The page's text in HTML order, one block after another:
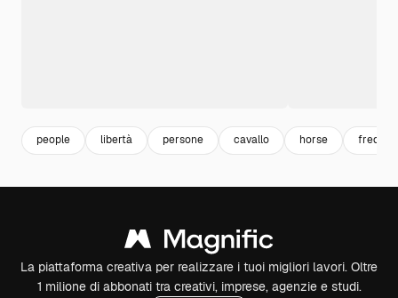
people libertà persone cavallo horse freddo
La piattaforma creativa per realizzare i tuoi migliori lavori. Oltre
1 milione di abbonati tra creativi, imprese, agenzie e studi.